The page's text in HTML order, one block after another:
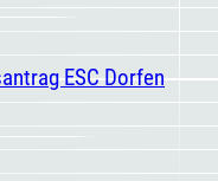
ESC Dorfen